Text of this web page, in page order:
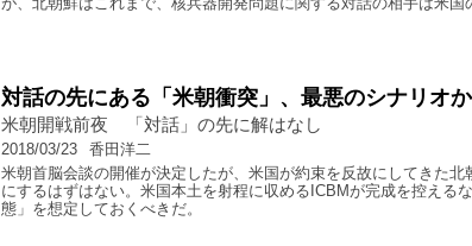
対話の先にある「米朝衝突」、最悪のシナリオ
米朝開戦前夜 「対話」の先に解はなし
2018/03/23
香田洋二
米朝首脳会談の開催が決定したが、米国が約束を反故にしてきた北
にするはずはない。米国本土を射程に収めるICBMが完成を控える
態」を想定しておくべきだ。